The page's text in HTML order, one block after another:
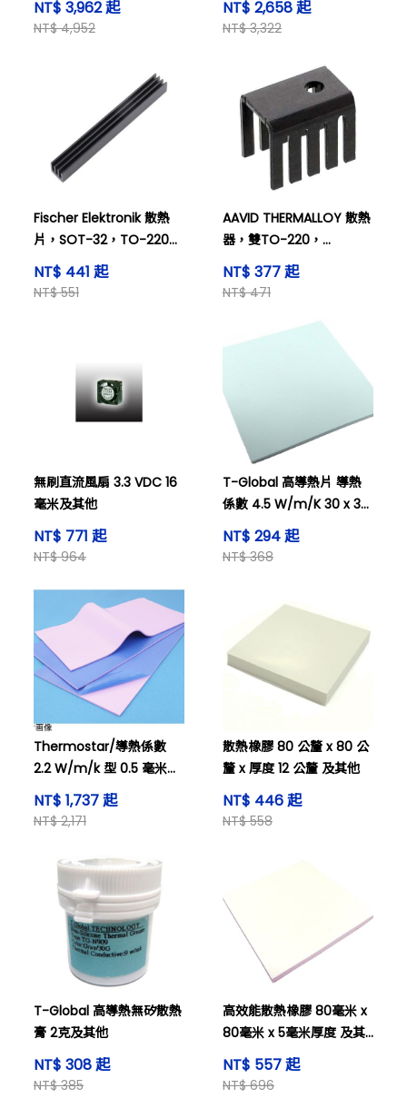
NT$ 3,962 起
NT$ 4,952
113AB1000B
NT$ 2,658 起
NT$ 3,322
Fischer Elektronik 散熱
片，SOT-32，TO-220，
18.5K/W，100 x 11.8 x
8mm SK470-100SA
NT$ 441 起
NT$ 551
AAVID THERMALLOY 散熱
器，雙TO-220，
24.4°C/W，19.05 x 13.21
x 12.7mm，
NT$ 377 起
NT$ 471
無刷直流風扇 3.3 VDC 16
毫米及其他
NT$ 771 起
NT$ 964
T-Global 高導熱片 導熱
係數 4.5 W/m/K 30 x 30
x 0.5 毫米 及其他
NT$ 294 起
NT$ 368
Thermostar/導熱係數
2.2 W/m/k 型 0.5 毫米
±0.1 毫米 及其他
NT$ 1,737 起
NT$ 2,171
散熱橡膠 80 公釐 x 80 公
釐 x 厚度 12 公釐 及其他
NT$ 446 起
NT$ 558
T-Global 高導熱無矽散熱
膏 2克及其他
NT$ 308 起
NT$ 385
高效能散熱橡膠 80毫米 x
80毫米 x 5毫米厚度 及其
他
NT$ 557 起
NT$ 696